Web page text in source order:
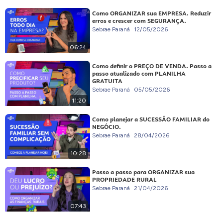
06:24
Como ORGANIZAR sua EMPRESA. Reduzir
erros e crescer com SEGURANÇA.
Sebrae Paraná 12/05/2026
11:20
Como definir o PREÇO DE VENDA. Passo a
passo atualizado com PLANILHA
GRATUITA
Sebrae Paraná 05/05/2026
10:28
Como planejar a SUCESSÃO FAMILIAR do
NEGÓCIO.
Sebrae Paraná 28/04/2026
07:43
Passo a passo para ORGANIZAR sua
PROPRIEDADE RURAL
Sebrae Paraná 21/04/2026